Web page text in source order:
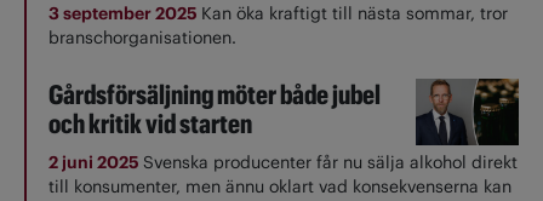
3 september 2025 Kan öka kraftigt till nästa sommar, tror
branschorganisationen.
Gårdsförsäljning möter både jubel
och kritik vid starten
2 juni 2025 Svenska producenter får nu sälja alkohol direkt
till konsumenter, men ännu oklart vad konsekvenserna kan